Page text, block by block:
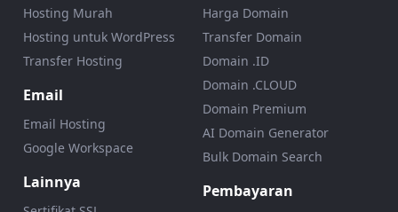
Hosting Murah
Hosting untuk WordPress
Transfer Hosting
Email
Email Hosting
Google Workspace
Lainnya
Harga Domain
Transfer Domain
Domain .ID
Domain .CLOUD
Domain Premium
AI Domain Generator
Bulk Domain Search
Pembayaran